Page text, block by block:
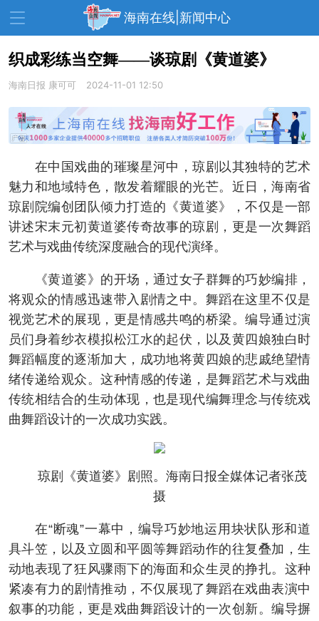
海南在线|新闻中心
资讯中心 热点 旅游
文体 财经
教育 健康 房产
家装 交通 美食
生活 演出 活动
展会 走读海南 周末去哪儿
织成彩练当空舞——谈琼剧《黄道婆》
海南日报 康可可 2024-11-01 12:50
在中国戏曲的璀璨星河中，琼剧以其独特的艺术
魅力和地域特色，散发着耀眼的光芒。近日，海南省
琼剧院编创团队倾力打造的《黄道婆》，不仅是一部
讲述宋末元初黄道婆传奇故事的琼剧，更是一次舞蹈
艺术与戏曲传统深度融合的现代演绎。
《黄道婆》的开场，通过女子群舞的巧妙编排，
将观众的情感迅速带入剧情之中。舞蹈在这里不仅是
视觉艺术的展现，更是情感共鸣的桥梁。编导通过演
员们身着纱衣模拟松江水的起伏，以及黄四娘独白时
舞蹈幅度的逐渐加大，成功地将黄四娘的悲戚绝望情
绪传递给观众。这种情感的传递，是舞蹈艺术与戏曲
传统相结合的生动体现，也是现代编舞理念与传统戏
曲舞蹈设计的一次成功实践。
琼剧《黄道婆》剧照。海南日报全媒体记者张茂
摄
在“断魂”一幕中，编导巧妙地运用块状队形和道
具斗笠，以及立圆和平圆等舞蹈动作的往复叠加，生
动地表现了狂风骤雨下的海面和众生灵的挣扎。这种
紧凑有力的剧情推动，不仅展现了舞蹈在戏曲表演中
叙事的功能，更是戏曲舞蹈设计的一次创新。编导摒